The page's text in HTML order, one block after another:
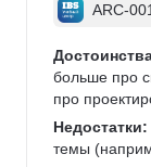
ARC-
больше про
про
Недостатки:
темы